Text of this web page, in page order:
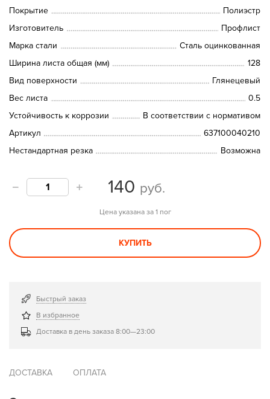
Покрытие
Полиэстр
Изготовитель
Профлист
Марка стали
Сталь оцинкованная
Ширина листа общая (мм)
128
Вид поверхности
Глянецевый
Вес листа
0.5
Устойчивость к коррозии
В соответствии с нормативом
Артикул
637100040210
Нестандартная резка
Возможна
140 руб.
Цена указана за 1 пог
КУПИТЬ
Быстрый заказ
В избранное
Доставка в день заказа 8:00—23:00
ДОСТАВКА ОПЛАТА